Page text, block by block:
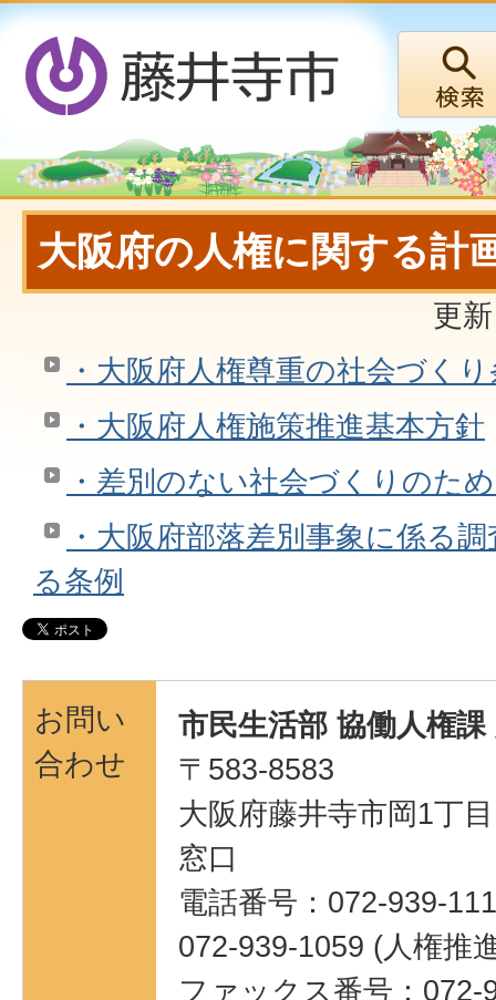
大阪府の人権に関する計
更
・大阪府人権尊重の社会づく
・大阪府人権施策推進基本方針
・差別のない社会づくりのた
・大阪府部落差別事象に係る
る条例
お問い
合わせ
市民生活部 協働人権
〒583-8583
大阪府藤井寺市岡1丁
窓口
電話番号：072-939-
072-939-1059 (人権推
ファックス番号：072-